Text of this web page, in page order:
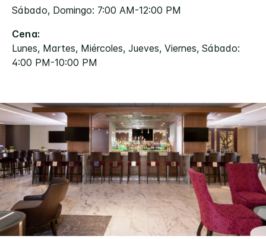
Sábado, Domingo: 7:00 AM-12:00 PM
Cena:
Lunes, Martes, Miércoles, Jueves, Viernes, Sábado:
4:00 PM-10:00 PM